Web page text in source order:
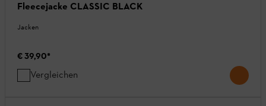
Fleecejacke CLASSIC BLACK
Jacken
€ 39,90*
Vergleichen